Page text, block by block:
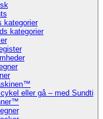
kategorier
kategorier
eller gå – med Sundti